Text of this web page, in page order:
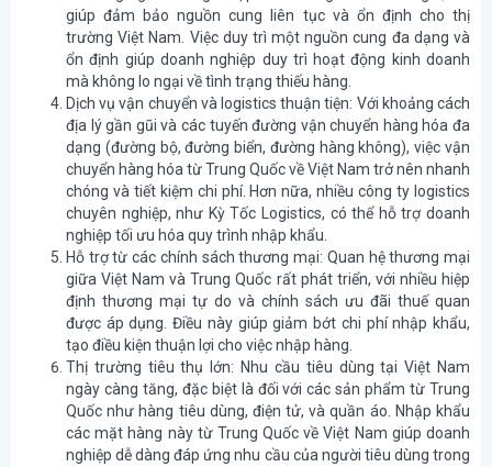
giúp đảm bảo nguồn cung liên tục và ổn định cho thị
trường Việt Nam. Việc duy trì một nguồn cung đa dạng và
ổn định giúp doanh nghiệp duy trì hoạt động kinh doanh
mà không lo ngại về tình trạng thiếu hàng.
Dịch vụ vận chuyển và logistics thuận tiện: Với khoảng cách
địa lý gần gũi và các tuyến đường vận chuyển hàng hóa đa
dạng (đường bộ, đường biển, đường hàng không), việc vận
chuyển hàng hóa từ Trung Quốc về Việt Nam trở nên nhanh
chóng và tiết kiệm chi phí. Hơn nữa, nhiều công ty logistics
chuyên nghiệp, như Kỳ Tốc Logistics, có thể hỗ trợ doanh
nghiệp tối ưu hóa quy trình nhập khẩu.
Hỗ trợ từ các chính sách thương mại: Quan hệ thương mại
giữa Việt Nam và Trung Quốc rất phát triển, với nhiều hiệp
định thương mại tự do và chính sách ưu đãi thuế quan
được áp dụng. Điều này giúp giảm bớt chi phí nhập khẩu,
tạo điều kiện thuận lợi cho việc nhập hàng.
Thị trường tiêu thụ lớn: Nhu cầu tiêu dùng tại Việt Nam
ngày càng tăng, đặc biệt là đối với các sản phẩm từ Trung
Quốc như hàng tiêu dùng, điện tử, và quần áo. Nhập khẩu
các mặt hàng này từ Trung Quốc về Việt Nam giúp doanh
nghiệp dễ dàng đáp ứng nhu cầu của người tiêu dùng trong